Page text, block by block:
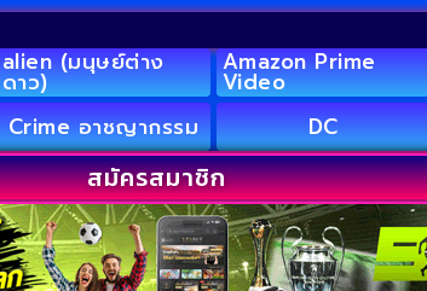
alien (มนุษย์ต่าง
ดาว)
Amazon Prime
Video
Crime อาชญากรรม DC
สมัครสมาชิก